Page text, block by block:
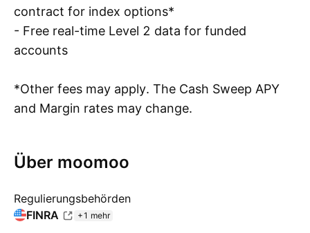
contract for index options*
- Free real-time Level 2 data for funded
accounts
*Other fees may apply. The Cash Sweep APY
and Margin rates may change.
Über moomoo
Regulierungsbehörden
FINRA
+1 mehr